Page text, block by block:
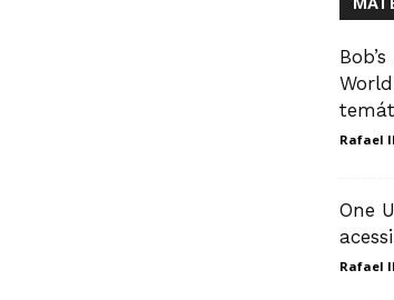
Rafael
One
Rafael